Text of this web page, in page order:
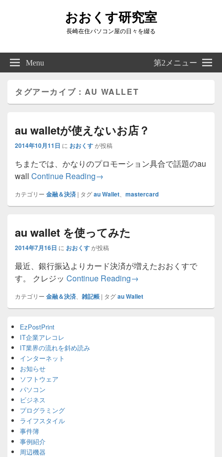
おおくす研究室
長崎在住パソコン屋の日々を綴る
Right
Sidebar
Widget
Menu 第2メニュー
タグアーカイブ： AU WALLET
au walletが使えないお店？
2014年10月11日 に おおくすが投稿
ちまたでは、かなりのプロモーション具合で話題のau
wall Continue Readingau walletが使えないお店？
→
カテゴリー 金融＆決済 | タグau Wallet mastercard
au wallet を使ってみた
2014年7月16日 に おおくすが投稿
最近、銀行振込よりカード決済が増えたおおくすで
す。 クレジッ Continue Readingau wallet を使ってみた
→
カテゴリー 金融＆決済 雑記帳 | タグau Wallet
Sidebar
Widget
Area
EzPostPrint
IT企業アレコレ
IT業界の流れを斜め読み
インターネット
お知らせ
ソフトウェア
パソコン
ビジネス
プログラミング
ライフスタイル
事件簿
事例紹介
周辺機器